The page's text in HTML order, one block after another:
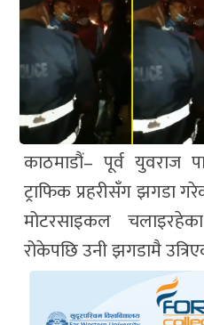
युनिकोड
काठमाडौं– पूर्व
ट्राफिक प्रहरीसँग झगडा
मोटरसाइकल
रोकेपछि उनी झगडामै